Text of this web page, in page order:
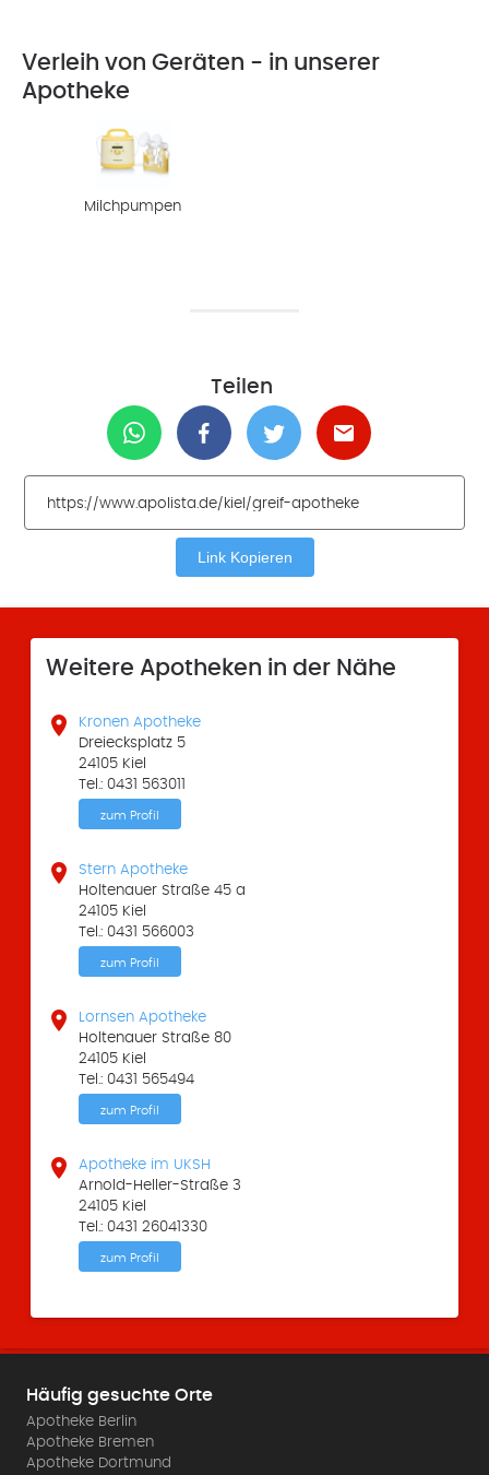
Verleih von Geräten - in unserer
Apotheke
Milchpumpen
Teilen
Link Kopieren
Weitere Apotheken in der Nähe

Kronen Apotheke
Dreiecksplatz 5
24105 Kiel
Tel.: 0431 563011
zum Profil

Stern Apotheke
Holtenauer Straße 45 a
24105 Kiel
Tel.: 0431 566003
zum Profil

Lornsen Apotheke
Holtenauer Straße 80
24105 Kiel
Tel.: 0431 565494
zum Profil

Apotheke im UKSH
Arnold-Heller-Straße 3
24105 Kiel
Tel.: 0431 26041330
zum Profil
Häufig gesuchte Orte
Apotheke Berlin
Apotheke Bremen
Apotheke Dortmund